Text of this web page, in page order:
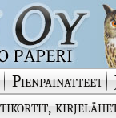
Pienpainatteet